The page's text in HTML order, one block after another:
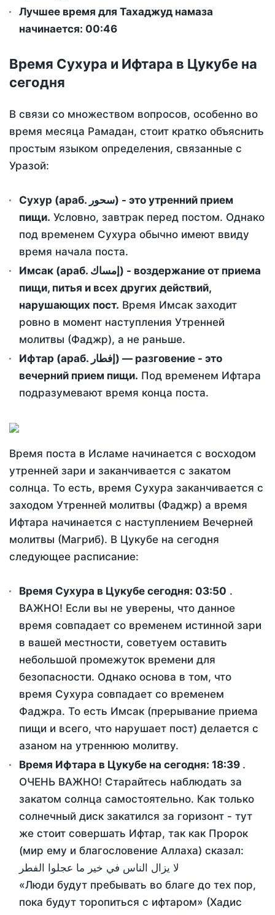
Лучшее время для Тахаджуд намаза
начинается: 00:46
Время Сухура и Ифтара в Цукубе на
сегодня
В связи со множеством вопросов, особенно во
время месяца Рамадан, стоит кратко объяснить
простым языком определения, связанные с
Уразой:
Сухур (араб. سحور) - это утренний прием
пищи. Условно, завтрак перед постом. Однако
под временем Сухура обычно имеют ввиду
время начала поста.
Имсак (араб. إمساك) - воздержание от приема
пищи, питья и всех других действий,
нарушающих пост. Время Имсак заходит
ровно в момент наступления Утренней
молитвы (Фаджр), а не раньше.
Ифтар (араб. إفطار) — разговение - это
вечерний прием пищи. Под временем Ифтара
подразумевают время конца поста.
Время поста в Исламе начинается с восходом
утренней зари и заканчивается с закатом
солнца. То есть, время Сухура заканчивается с
заходом Утренней молитвы (Фаджр) а время
Ифтара начинается с наступлением Вечерней
молитвы (Магриб). В Цукубе на сегодня
следующее расписание:
Время Сухура в Цукубе сегодня: 03:50 .
ВАЖНО! Если вы не уверены, что данное
время совпадает со временем истинной зари
в вашей местности, советуем оставить
небольшой промежуток времени для
безопасности. Однако основа в том, что
время Сухура совпадает со временем
Фаджра. То есть Имсак (прерывание приема
пищи и всего, что нарушает пост) делается с
азаном на утреннюю молитву.
Время Ифтара в Цукубе на сегодня: 18:39 .
ОЧЕНЬ ВАЖНО! Старайтесь наблюдать за
закатом солнца самостоятельно. Как только
солнечный диск закатился за горизонт - тут
же стоит совершать Ифтар, так как Пророк
(мир ему и благословение Аллаха) сказал:
لا يزال الناس في خير ما عجلوا الفطر
«Люди будут пребывать во благе до тех пор,
пока будут торопиться с ифтаром» (Хадис